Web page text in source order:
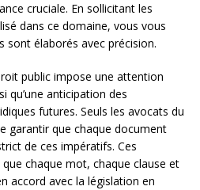
cruciale. En sollicitant les
dans ce domaine, vous vous
sont élaborés avec précision.
public impose une attention
qu’une anticipation des
futures. Seuls les avocats du
garantir que chaque document
de ces impératifs. Ces
chaque mot, chaque clause et
accord avec la législation en